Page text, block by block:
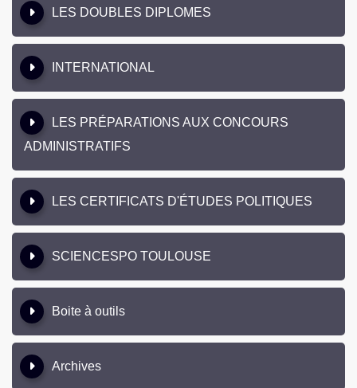
LES DOUBLES DIPLOMES
INTERNATIONAL
LES PRÉPARATIONS AUX CONCOURS
ADMINISTRATIFS
LES CERTIFICATS D'ÉTUDES POLITIQUES
SCIENCESPO TOULOUSE
Boite à outils
Archives